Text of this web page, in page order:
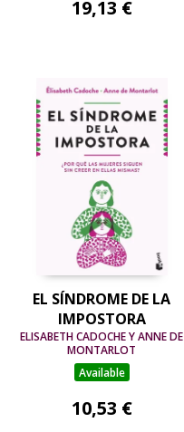
19,13 €
EL SÍNDROME DE LA
IMPOSTORA
ELISABETH CADOCHE Y ANNE DE
MONTARLOT
Available
10,53 €